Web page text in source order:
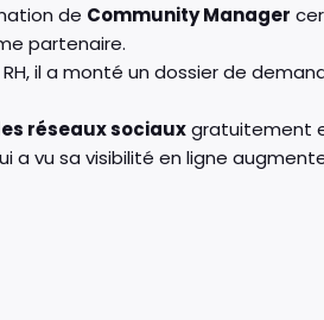
de Community Manager
partenaire.
RH, il a monté un dossier de
réseaux sociauxgratuitement
a vu sa visibilité en ligne